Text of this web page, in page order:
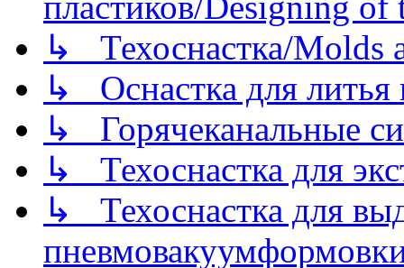
↳ Техоснастка/Molds
↳ Оснастка для литья
↳ Горячеканальные
↳ Техоснастка для
↳ Техоснастка для